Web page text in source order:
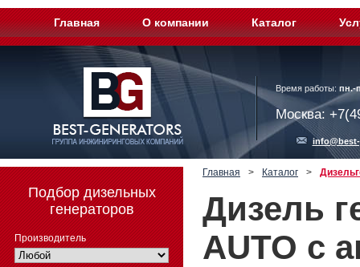
Главная О компании Каталог
Время работы: пн.-
Москва:
Подбор дизельных
генераторов
Производитель
Главная > Каталог >
Дизель
AUTO с